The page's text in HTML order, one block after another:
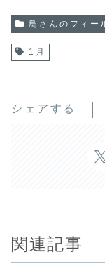
鳥さんのフィー
1月
シェアする
関連記事